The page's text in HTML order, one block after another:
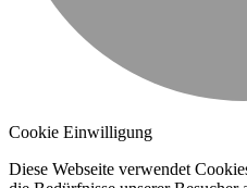
Cookie Einwilligung
Diese Webseite verwendet